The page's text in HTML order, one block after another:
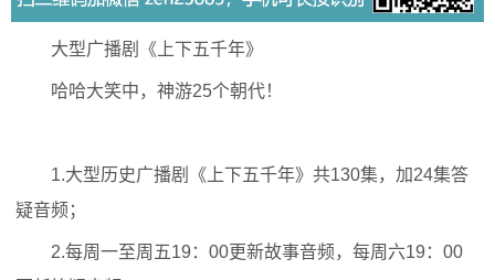
大型广播剧《上下五千年》
哈哈大笑中，神游25个朝代！
1.大型历史广播剧《上下五千年》共130集，加24集答
疑音频；
2.每周一至周五19：00更新故事音频，每周六19：00